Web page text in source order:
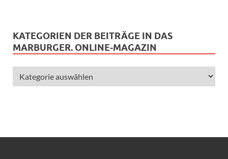
KATEGORIEN DER BEITRÄGE IN DAS
MARBURGER. ONLINE-MAGAZIN